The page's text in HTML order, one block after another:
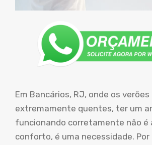
Em Bancários, RJ, onde os
extremamente quentes, ter um
funcionando corretamente não é
conforto, é uma necessidade. Por